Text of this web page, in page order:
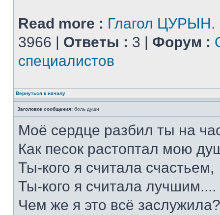
Read more : Глагол ЦУРЫН.
3966 | Ответы : 3 | Форум :
специалистов
Вернуться к началу
Заголовок сообщения: боль души
Моё сердце разбил ты на
Как песок растоптал мою
Ты-кого я считала счастьем,
Ты-кого я считала лучшим....
Чем же я это всё заслужила?